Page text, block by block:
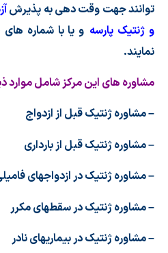
توانند جهت وقت دهی به پذیرش
و ژنتیک پارسه و یا با شماره های 5-44287632
نمایند.
مشاوره های این مرکز شامل موارد
– مشاوره ژنتیک قبل از ازدواج
– مشاوره ژنتیک قبل از بارداری
– مشاوره ژنتیک در ازدواجهای
– مشاوره ژنتیک در سقطهای مکرر
– مشاوره ژنتیک در بیماریهای نادر